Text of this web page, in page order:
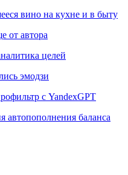
вино на кухне и в быту
от автора
целей
эмодзи
с YandexGPT
автопополнения баланса